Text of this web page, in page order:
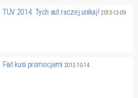
TUV 2014. Tych aut raczej unikaj!2013-12-09
Fiat kusi promocjami 2012-10-14